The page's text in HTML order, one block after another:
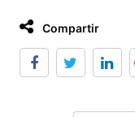
Compartir